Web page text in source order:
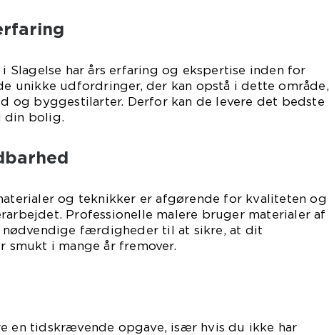
Slagelse har års erfaring og ekspertise inden for
unikke udfordringer, der kan opstå i dette område,
og byggestilarter. Derfor kan de levere det bedste
din bolig.
og teknikker er afgørende for kvaliteten og
Professionelle malere bruger materialer af
færdigheder til at sikre, at dit
smukt i mange år fremover.
en tidskrævende opgave, især hvis du ikke har